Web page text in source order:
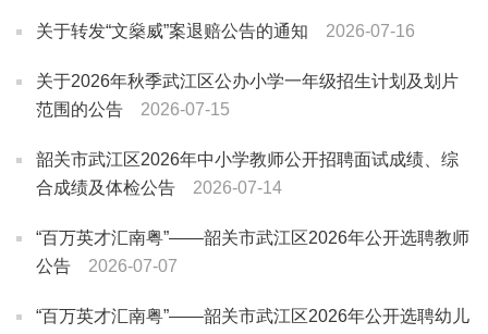
关于转发“文燊威”案退赔公告的通知 2026-07-16
关于2026年秋季武江区公办小学一年级招生计划及划片
范围的公告
2026-07-15
韶关市武江区2026年中小学教师公开招聘面试成绩、综
合成绩及体检公告
2026-07-14
“百万英才汇南粤”——韶关市武江区2026年公开选聘教师
公告
2026-07-07
“百万英才汇南粤”——韶关市武江区2026年公开选聘幼儿